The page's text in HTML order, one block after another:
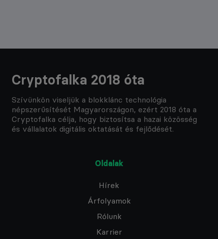
Cryptofalka 2018 óta
Szívünkön viseljük a blokklánc technológia
népszerűsítését Magyarországon, ezért 2018 óta a
Cryptofalka célja, hogy biztosítsa a hazai közösség
és vállalatok digitális oktatását és fejlődését.
Oldalak
Hírek
Árfolyamok
Rólunk
Karrier